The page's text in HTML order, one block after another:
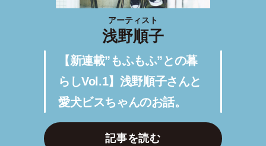
アーティスト
浅野順子
【新連載”もふもふ”との暮
らしVol.1】浅野順子さんと
愛犬ビスちゃんのお話。
記事を読む